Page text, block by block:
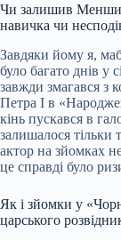
Чи залишив
навичка чи
Завдяки йому я,
було багато днів у
завжди змагався з
Петра I в
кінь пускався в
залишалося тільки
актор на зйомках
це справді було
Як і зйомки у
царського